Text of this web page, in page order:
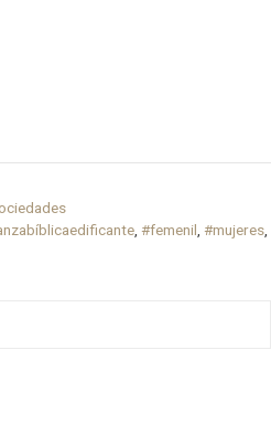
, #femenil, #mujeres,